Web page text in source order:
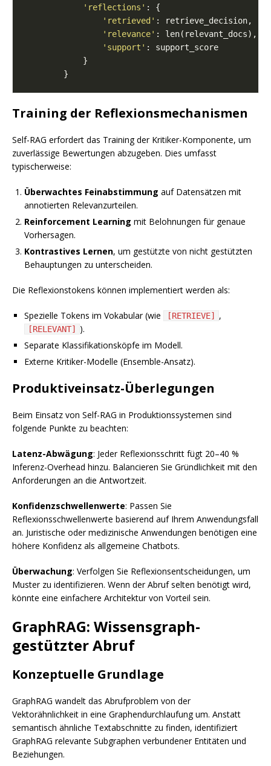
'reflections'
'retrieved'
'relevance'
'support'
Training der Reflexionsmechanismen
Self-RAG erfordert das Training der Kritiker-Komponente, um
zuverlässige Bewertungen abzugeben. Dies umfasst
typischerweise:
Überwachtes Feinabstimmung auf Datensätzen mit
annotierten Relevanzurteilen.
Reinforcement Learning mit Belohnungen für genaue
Vorhersagen.
Kontrastives Lernen, um gestützte von nicht gestützten
Behauptungen zu unterscheiden.
Die Reflexionstokens können implementiert werden als:
Spezielle Tokens im Vokabular (wie [RETRIEVE] ,
[RELEVANT]
).
Separate Klassifikationsköpfe im Modell.
Externe Kritiker-Modelle (Ensemble-Ansatz).
Produktiveinsatz-Überlegungen
Beim Einsatz von Self-RAG in Produktionssystemen sind
folgende Punkte zu beachten:
Latenz-Abwägung: Jeder Reflexionsschritt fügt 20–40 %
Inferenz-Overhead hinzu. Balancieren Sie Gründlichkeit mit den
Anforderungen an die Antwortzeit.
Konfidenzschwellenwerte: Passen Sie
Reflexionsschwellenwerte basierend auf Ihrem Anwendungsfall
an. Juristische oder medizinische Anwendungen benötigen eine
höhere Konfidenz als allgemeine Chatbots.
Überwachung: Verfolgen Sie Reflexionsentscheidungen, um
Muster zu identifizieren. Wenn der Abruf selten benötigt wird,
könnte eine einfachere Architektur von Vorteil sein.
GraphRAG: Wissensgraph-
gestützter Abruf
Konzeptuelle Grundlage
GraphRAG wandelt das Abrufproblem von der
Vektorähnlichkeit in eine Graphendurchlaufung um. Anstatt
semantisch ähnliche Textabschnitte zu finden, identifiziert
GraphRAG relevante Subgraphen verbundener Entitäten und
Beziehungen.